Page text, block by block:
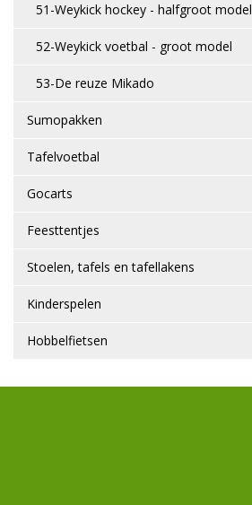
51-Weykick hockey - halfgroot model
52-Weykick voetbal - groot model
53-De reuze Mikado
Sumopakken
Tafelvoetbal
Gocarts
Feesttentjes
Stoelen, tafels en tafellakens
Kinderspelen
Hobbelfietsen